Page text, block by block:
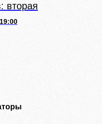
вторая